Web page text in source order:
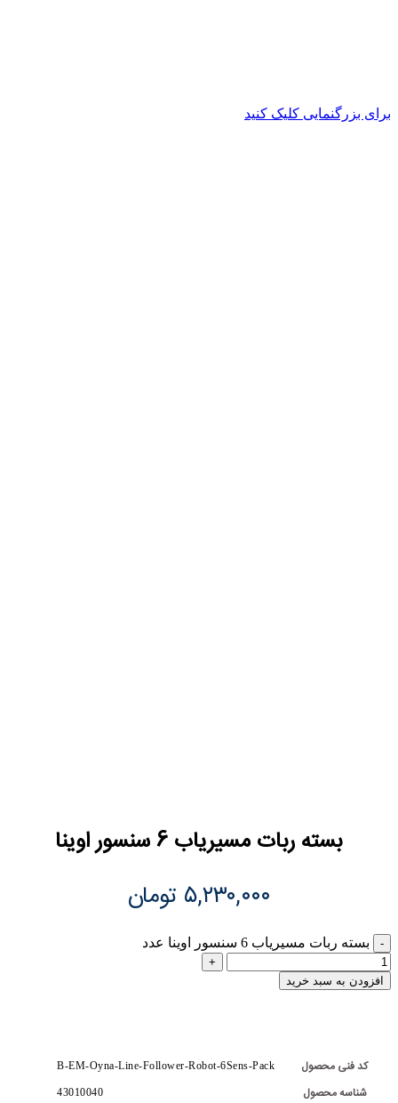
برای بزرگنمایی کلیک کنید
بسته ربات مسیریاب 6 سنسور اوینا
۵,۲۳۰,۰۰۰ تومان
بسته ربات مسیریاب 6 سنسور اوینا عدد
افزودن به سبد خرید
کد فنی محصول B-EM-Oyna-Line-Follower-Robot-6Sens-Pack
شناسه محصول 43010040